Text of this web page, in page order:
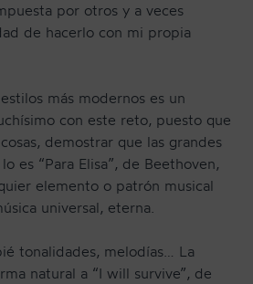
por otros y a veces
de hacerlo con mi propia
más modernos es un
con este reto, puesto que
demostrar que las grandes
es “Para Elisa”, de Beethoven,
elemento o patrón musical
universal, eterna.
tonalidades, melodías… La
natural a “I will survive”, de